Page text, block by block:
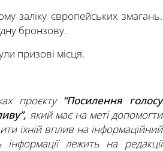
заліку європейських змагань.
бронзову.
призові місця.
проєкту “Посилення голосу
який має на меті допомогти
їхній вплив на інформаційний
інформації лежить на редакції